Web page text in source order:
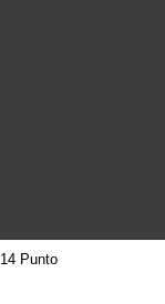
14 Punto